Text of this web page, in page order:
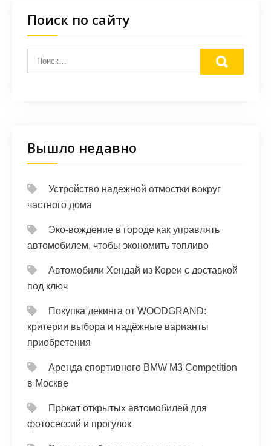
Поиск по сайту
Вышло недавно
Устройство надежной отмостки вокруг
частного дома
Эко-вождение в городе как управлять
автомобилем, чтобы экономить топливо
Автомобили Хендай из Кореи с доставкой
под ключ
Покупка декинга от WOODGRAND:
критерии выбора и надёжные варианты
приобретения
Аренда спортивного BMW M3 Competition
в Москве
Прокат открытых автомобилей для
фотосессий и прогулок